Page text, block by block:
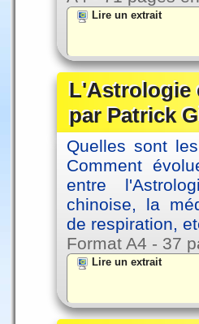
Lire un extrait
L'Astrologie
par Patrick
Quelles sont
Comment
entre
chinoise, la
de respiration,
Format A4 - 37
Lire un extrait